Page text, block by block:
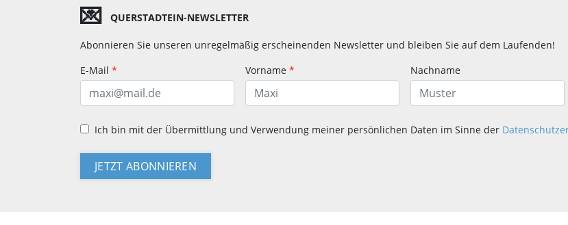
💌 QUERSTADTEIN-NEWSLETTER
Abonnieren Sie unseren unregelmäßig erscheinenden Newsletter und bleiben Sie auf dem Laufenden!
E-Mail * Vorname * Nachname
Ich bin mit der Übermittlung und Verwendung meiner persönlichen Daten im Sinne der